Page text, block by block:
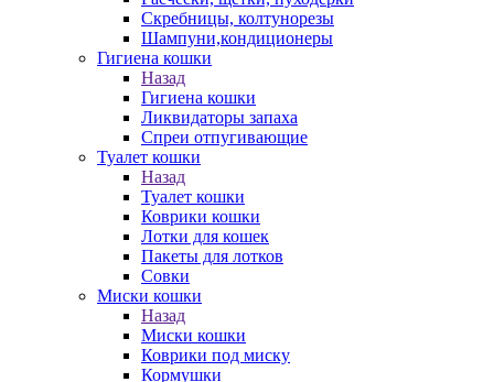
Скребницы, колтунорезы
Шампуни,кондиционеры
Гигиена кошки
Назад
Гигиена кошки
Ликвидаторы запаха
Спреи отпугивающие
Туалет кошки
Назад
Туалет кошки
Коврики кошки
Лотки для кошек
Пакеты для лотков
Совки
Миски кошки
Назад
Миски кошки
Коврики под миску
Кормушки